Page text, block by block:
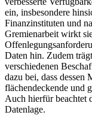
ein, insbesondere
Finanzinstituten und
Gremienarbeit wirkt
Daten hin. Zudem
verschiedenen
dazu bei, dass
flächendeckende und
Auch hierfür beachtet
Datenlage.